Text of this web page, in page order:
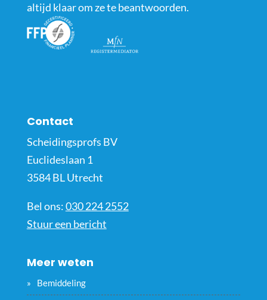
altijd klaar om ze te beantwoorden.
Contact
Scheidingsprofs BV
Euclideslaan 1
3584 BL Utrecht
Bel ons:030 224 2552
Stuur een bericht
Meer weten
Bemiddeling